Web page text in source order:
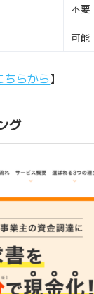
不要
可能
らから】
グ